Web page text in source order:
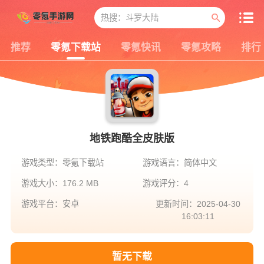
推荐 零氪下载站 零氪快讯 零氪攻略 排行
地铁跑酷全皮肤版
游戏类型：零氪下载站 游戏语言：简体中文
游戏大小：176.2 MB 游戏评分：4
游戏平台：安卓
更新时间：2025-04-30
16:03:11
暂无下载